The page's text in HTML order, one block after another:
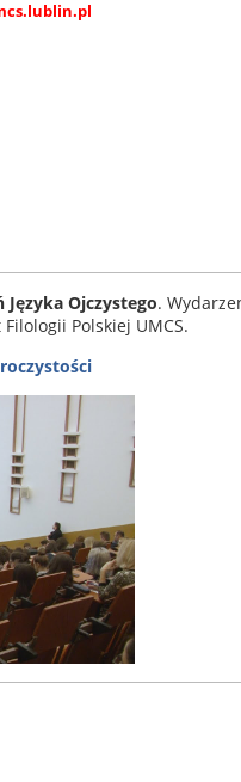
Ojczystego.
Polskiej UMCS.